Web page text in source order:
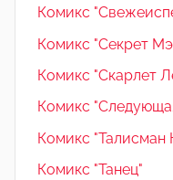
Комикс
Комикс "Секрет
Комикс "Скарлет
Комикс
Комикс "Талисман
Комикс "Танец"